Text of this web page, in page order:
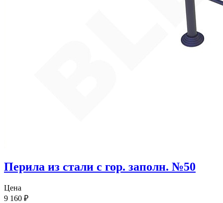
Перила из стали с гор. заполн. №50
Цена
9 160 ₽